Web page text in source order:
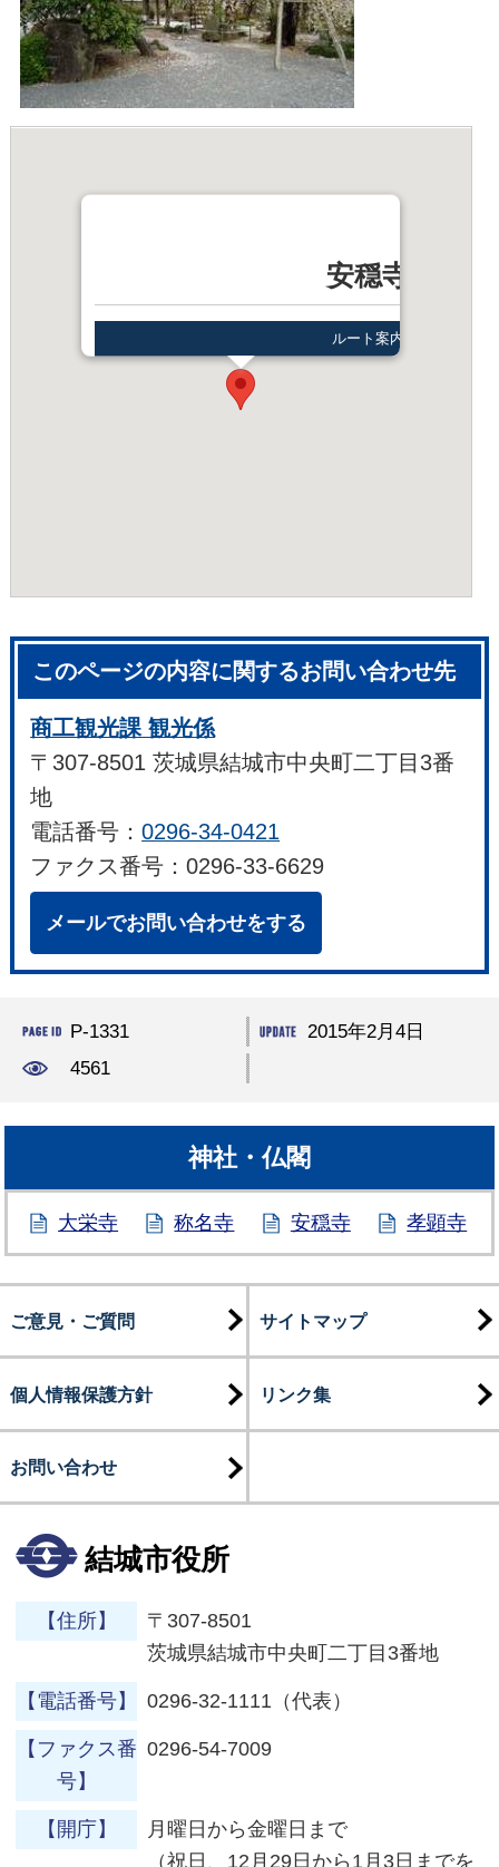
安穏寺
ルート案内
このページの内容に関するお問い合わせ先
商工観光課 観光係
〒307-8501 茨城県結城市中央町二丁目3番
地
電話番号：0296-34-0421
ファクス番号：0296-33-6629
メールでお問い合わせをする
P-1331
2015年2月4日
4561
神社・仏閣
大栄寺 称名寺 安穏寺 孝顕寺
ご意見・ご質問 サイトマップ
個人情報保護方針 リンク集
お問い合わせ
結城市役所
【住所】
〒307-8501
茨城県結城市中央町二丁目3番地
【電話番号】 0296-32-1111（代表）
【ファクス番
号】
0296-54-7009
【開庁】
月曜日から金曜日まで
（祝日、12月29日から1月3日までを